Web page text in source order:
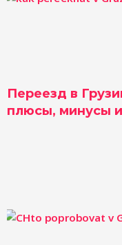
Переезд в
плюсы, минусы